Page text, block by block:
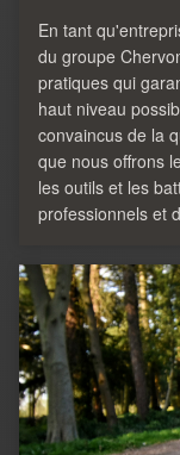
En tant
du groupe
pratiques qui
haut niveau
convaincus de la
que nous offrons
les outils et les
professionnels et